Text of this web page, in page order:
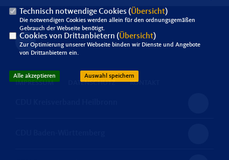
IMPRESSUM DATENSCHUTZ KONTAKT
Technisch notwendige Cookies (Übersicht)
Die notwendigen Cookies werden allein für den ordnungsgemäßen
Gebrauch der Webseite benötigt.
Cookies von Drittanbietern (Übersicht)
Zur Optimierung unserer Webseite binden wir Dienste und Angebote
von Drittanbietern ein.
Alle akzeptieren Auswahl speichern